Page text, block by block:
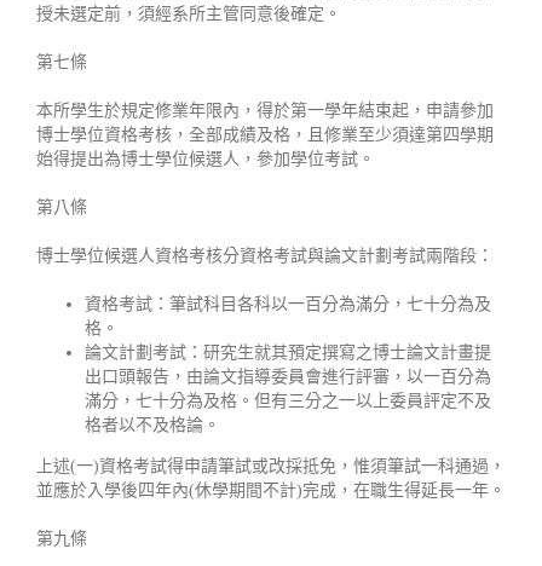
授未選定前，須經系所主管同意後確定。
第七條
本所學生於規定修業年限內，得於第一學年結束起，申請參加
博士學位資格考核，全部成績及格，且修業至少須達第四學期
始得提出為博士學位候選人，參加學位考試。
第八條
博士學位候選人資格考核分資格考試與論文計劃考試兩階段：
資格考試：筆試科目各科以一百分為滿分，七十分為及
格。
論文計劃考試：研究生就其預定撰寫之博士論文計畫提
出口頭報告，由論文指導委員會進行評審，以一百分為
滿分，七十分為及格。但有三分之一以上委員評定不及
格者以不及格論。
上述(一)資格考試得申請筆試或改採抵免，惟須筆試一科通過，
並應於入學後四年內(休學期間不計)完成，在職生得延長一年。
第九條